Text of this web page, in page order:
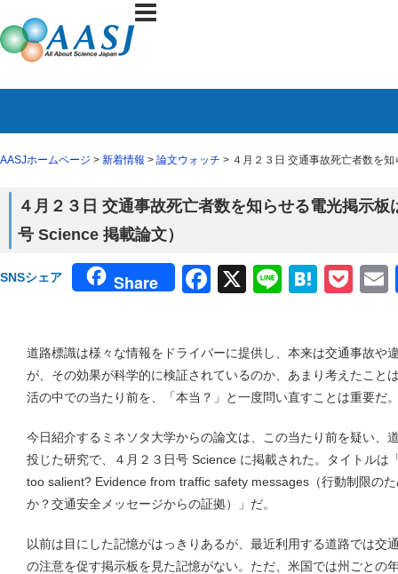
AASJホームページ > 新着情報 > 論文ウォッチ > ４月２３日 交通事故死亡者数を
４月２３日 交通事故死亡者数を知らせる電光掲示
号 Science 掲載論文）
SNSシェア Share Facebook
X Line
道路標識は様々な情報をドライバーに提供し、本来は交通事故や
が、その効果が科学的に検証されているのか、あまり考えたこと
活の中での当たり前を、「本当？」と一度問い直すことは重要だ
今日紹介するミネソタ大学からの論文は、この当たり前を疑い、
投じた研究で、４月２３日号 Science に掲載された。タイトル
too salient? Evidence from traffic safety messages（行動制限の
か？交通安全メッセージからの証拠）」だ。
以前は目にした記憶がはっきりあるが、最近利用する道路では交
の注意を促す掲示板を見た記憶がない。ただ、米国では州ごとの